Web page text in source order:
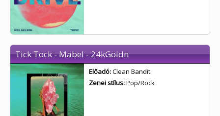
Tick Tock - Mabel - 24kGoldn
Előadó:Clean Bandit
Zenei stílus:Pop/Rock